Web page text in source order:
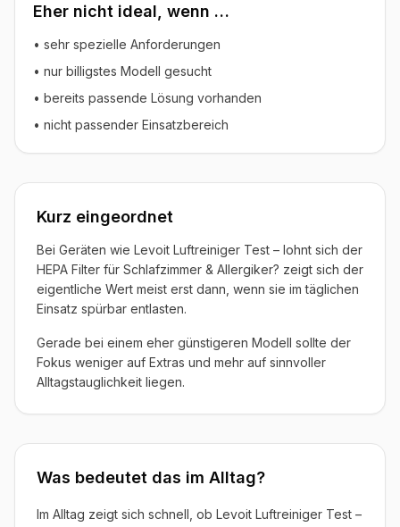
Eher nicht ideal, wenn …
• sehr spezielle Anforderungen
• nur billigstes Modell gesucht
• bereits passende Lösung vorhanden
• nicht passender Einsatzbereich
Kurz eingeordnet
Bei Geräten wie Levoit Luftreiniger Test – lohnt sich der
HEPA Filter für Schlafzimmer & Allergiker? zeigt sich der
eigentliche Wert meist erst dann, wenn sie im täglichen
Einsatz spürbar entlasten.
Gerade bei einem eher günstigeren Modell sollte der
Fokus weniger auf Extras und mehr auf sinnvoller
Alltagstauglichkeit liegen.
Was bedeutet das im Alltag?
Im Alltag zeigt sich schnell, ob Levoit Luftreiniger Test –